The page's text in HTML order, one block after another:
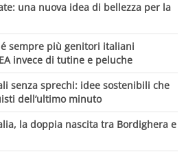
una nuova idea di bellezza per la
sempre più genitori italiani
invece di tutine e peluche
senza sprechi: idee sostenibili che
dell’ultimo minuto
la doppia nascita tra Bordighera e